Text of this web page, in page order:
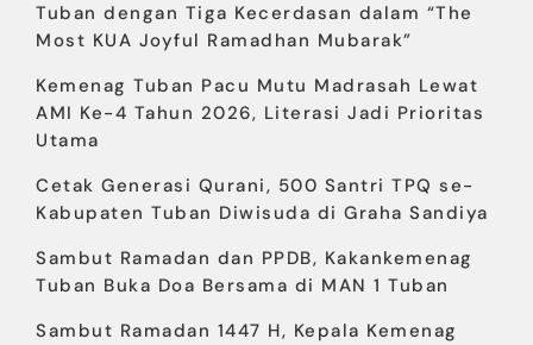
Tuban dengan Tiga Kecerdasan dalam “The
Most KUA Joyful Ramadhan Mubarak”
Kemenag Tuban Pacu Mutu Madrasah Lewat
AMI Ke-4 Tahun 2026, Literasi Jadi Prioritas
Utama
Cetak Generasi Qurani, 500 Santri TPQ se-
Kabupaten Tuban Diwisuda di Graha Sandiya
Sambut Ramadan dan PPDB, Kakankemenag
Tuban Buka Doa Bersama di MAN 1 Tuban
Sambut Ramadan 1447 H, Kepala Kemenag